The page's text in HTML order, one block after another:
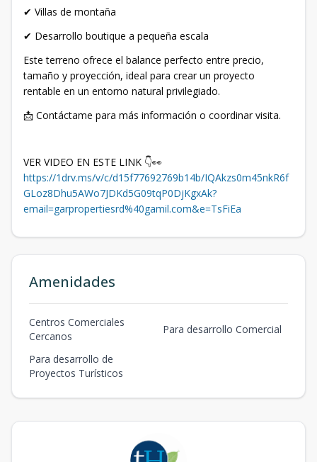
✔ Villas de montaña
✔ Desarrollo boutique a pequeña escala
Este terreno ofrece el balance perfecto entre precio,
tamaño y proyección, ideal para crear un proyecto
rentable en un entorno natural privilegiado.
📩 Contáctame para más información o coordinar visita.
VER VIDEO EN ESTE LINK 👇👀
https://1drv.ms/v/c/d15f77692769b14b/IQAkzs0m45nkR6f
GLoz8Dhu5AWo7JDKd5G09tqP0DjKgxAk?
email=garpropertiesrd%40gamil.com&e=TsFiEa
Amenidades
Centros Comerciales
Cercanos
Para desarrollo Comercial
Para desarrollo de
Proyectos Turísticos